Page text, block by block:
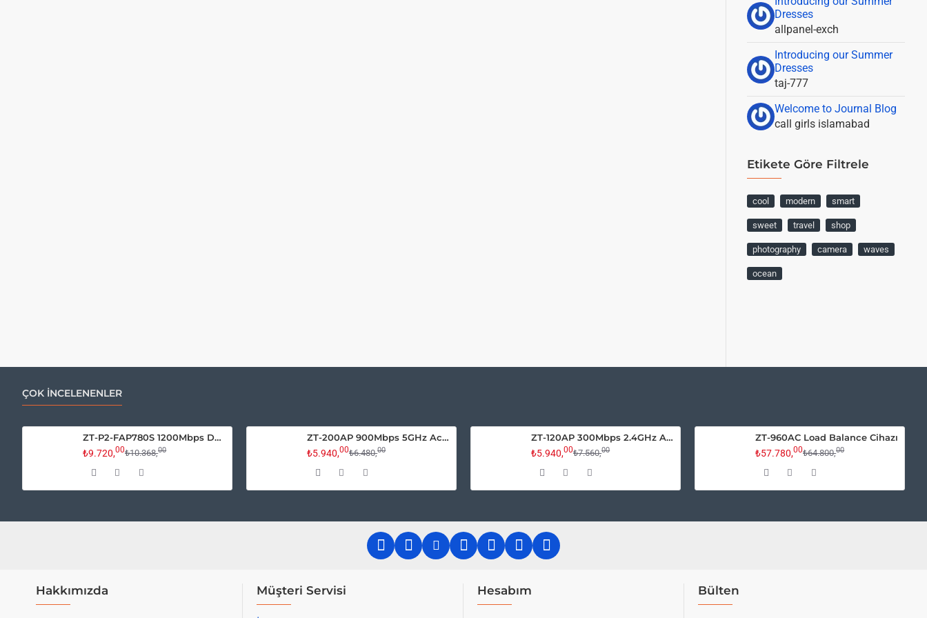
Dresses
allpanel-exch
Introducing our Summer
Dresses
taj-777
Welcome to Journal Blog
call girls islamabad
Etikete Göre Filtrele
cool modern smart
sweet travel shop
photography camera waves
ocean
ÇOK İNCELENENLER
ZT-P2-FAP780S 1200Mbps Dual Band Access Point
₺9.720,00₺10.368,00
ZT-200AP 900Mbps 5GHz Access Point
₺5.940,00₺6.480,00
ZT-120AP 300Mbps 2.4GHz Access Point
₺5.940,00₺7.560,00
ZT-960AC Load Balance Cihazı
₺57.780,00₺64.800,00
Hakkımızda Müşteri Servisi Hesabım Bülten